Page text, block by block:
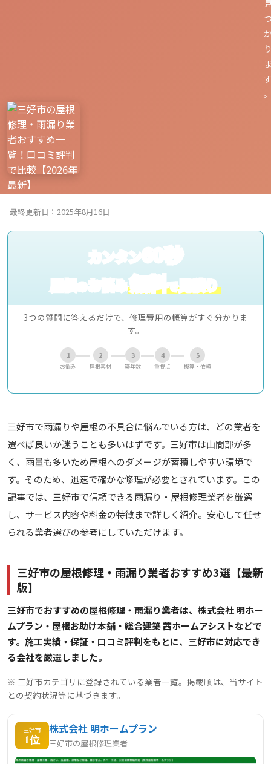
最終更新日：2025年8月16日
カンタン60秒
屋根のお悩み無料で見積り
3つの質問に答えるだけで、修理費用の概算がすぐ分かりま
す。
1
お悩み
2
屋根素材
3
築年数
4
重視点
5
概算・依頼
三好市で雨漏りや屋根の不具合に悩んでいる方は、どの業者を
選べば良いか迷うことも多いはずです。三好市は山間部が多
く、雨量も多いため屋根へのダメージが蓄積しやすい環境で
す。そのため、迅速で確かな修理が必要とされています。この
記事では、三好市で信頼できる雨漏り・屋根修理業者を厳選
し、サービス内容や料金の特徴まで詳しく紹介。安心して任せ
られる業者選びの参考にしていただけます。
三好市の屋根修理・雨漏り業者おすすめ3選【最新
版】
三好市でおすすめの屋根修理・雨漏り業者は、株式会社 明ホー
ムプラン・屋根お助け本舗・総合建築 茜ホームアシストなどで
す。施工実績・保証・口コミ評判をもとに、三好市に対応でき
る会社を厳選しました。
※ 三好市カテゴリに登録されている業者一覧。掲載順は、当サイト
との契約状況等に基づきます。
三好市
1位
株式会社 明ホームプラン
三好市の屋根修理業者